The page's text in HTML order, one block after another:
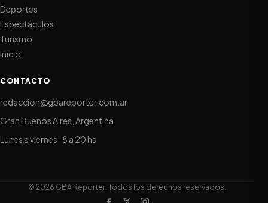
Deportes
Espectáculos
Turismo
Inicio
CONTACTO
redaccion@gbareporter.com.ar
Gran Buenos Aires, Argentina
Lunes a viernes · 8 a 20 hs
© 2026 GBA Reporter. Todos los derechos reservados.